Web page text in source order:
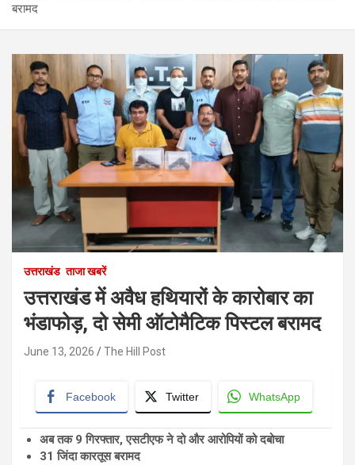
बरामद
उत्तराखंड ताजा खबरें
उत्तराखंड में अवैध हथियारों के कारोबार का
भंडाफोड़, दो सेमी ऑटोमैटिक पिस्टल बरामद
June 13, 2026 The Hill Post
Facebook Twitter WhatsApp
अब तक 9 गिरफ्तार, एसटीएफ ने दो और आरोपियों को दबोचा
31 जिंदा कारतूस बरामद